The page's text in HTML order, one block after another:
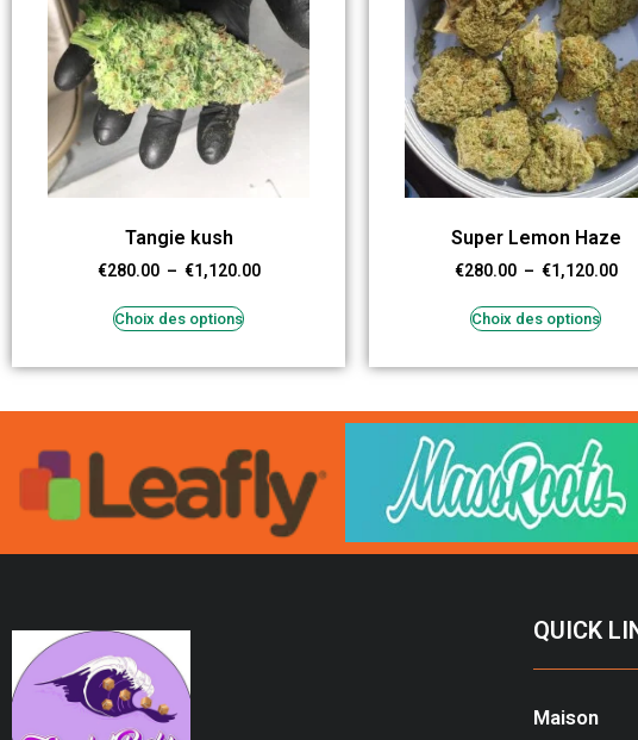
Tangie kush
€280.00 – €1,120.00
Choix des options
Super Lemon Haze
€280.00 – €1,120.00
Choix des options
QUICK
Maison